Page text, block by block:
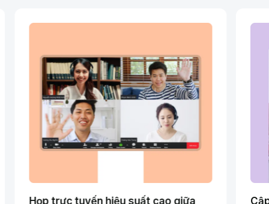
Họp trực tuyến hiệu suất cao giữa